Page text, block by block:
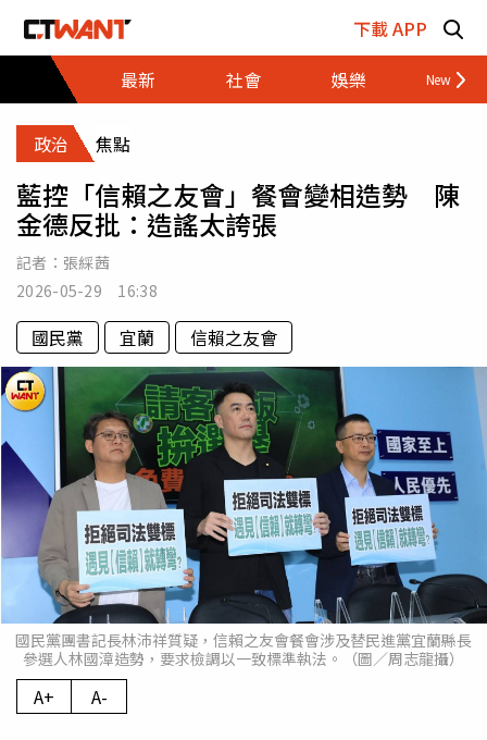
下載 APP
最新
社會 娛樂 財經
政治 焦點
藍控「信賴之友會」餐會變相造勢 陳
金德反批：造謠太誇張
記者： 張綵茜
2026-05-29 16:38
國民黨 宜蘭 信賴之友會
國民黨團書記長林沛祥質疑，信賴之友會餐會涉及替民進黨宜蘭縣長
參選人林國漳造勢，要求檢調以一致標準執法。（圖／周志龍攝）
A+ A-